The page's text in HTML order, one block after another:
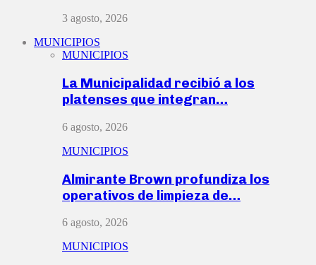
3 agosto, 2026
MUNICIPIOS
MUNICIPIOS
La Municipalidad recibió a los
platenses que integran…
6 agosto, 2026
MUNICIPIOS
Almirante Brown profundiza los
operativos de limpieza de…
6 agosto, 2026
MUNICIPIOS